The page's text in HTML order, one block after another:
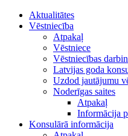
Aktualitātes
Vēstniecība
Atpakaļ
Vēstniece
Vēstniecības
Latvijas goda
Uzdod jautājumu
Noderīgas saites
Atpakaļ
Informācija
Konsulārā informācija